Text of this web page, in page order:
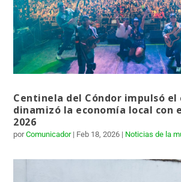
Centinela del Cóndor impulsó el
dinamizó la economía local con
2026
porComunicador| Feb 18, 2026 | Noticias de la